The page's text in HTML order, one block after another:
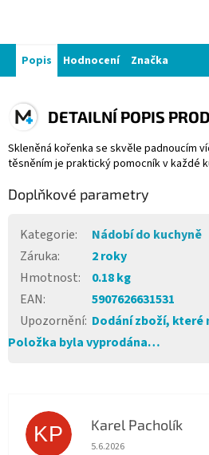
Popis Hodnocení Značka
DETAILNÍ POPIS
Skleněná kořenka se skvěle padnoucím
těsněním je praktický pomocník v každé
Doplňkové parametry
Kategorie:
Nádobí do kuchyně
Záruka:
2 roky
Hmotnost:
0.18 kg
EAN:
5907626631531
Upozornění: Dodání zboží, které
Položka byla vyprodána…
KP Karel Pacholík
Hodnocení obchodu je 4
5.6.2026